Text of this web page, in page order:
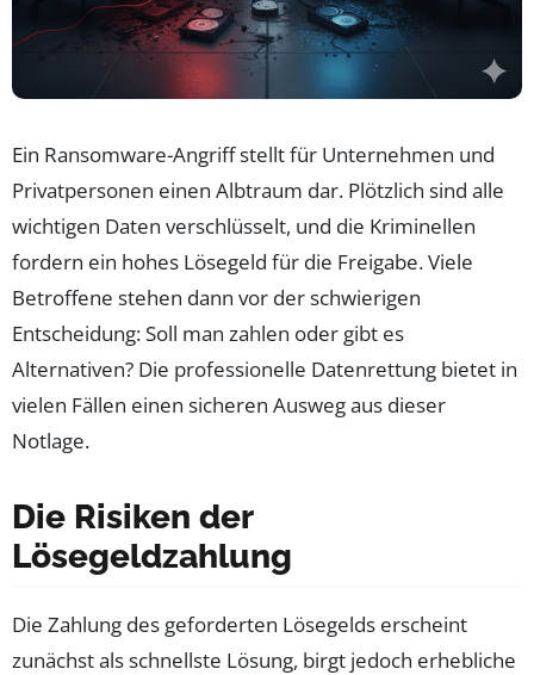
Ein Ransomware-Angriff stellt für Unternehmen und
Privatpersonen einen Albtraum dar. Plötzlich sind alle
wichtigen Daten verschlüsselt, und die Kriminellen
fordern ein hohes Lösegeld für die Freigabe. Viele
Betroffene stehen dann vor der schwierigen
Entscheidung: Soll man zahlen oder gibt es
Alternativen? Die professionelle Datenrettung bietet in
vielen Fällen einen sicheren Ausweg aus dieser
Notlage.
Die Risiken der
Lösegeldzahlung
Die Zahlung des geforderten Lösegelds erscheint
zunächst als schnellste Lösung, birgt jedoch erhebliche